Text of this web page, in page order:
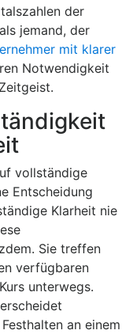
der
jemand, der
mit klarer
Notwendigkeit
vollständige
Entscheidung
Klarheit nie
Sie treffen
verfügbaren
unterwegs.
an einem